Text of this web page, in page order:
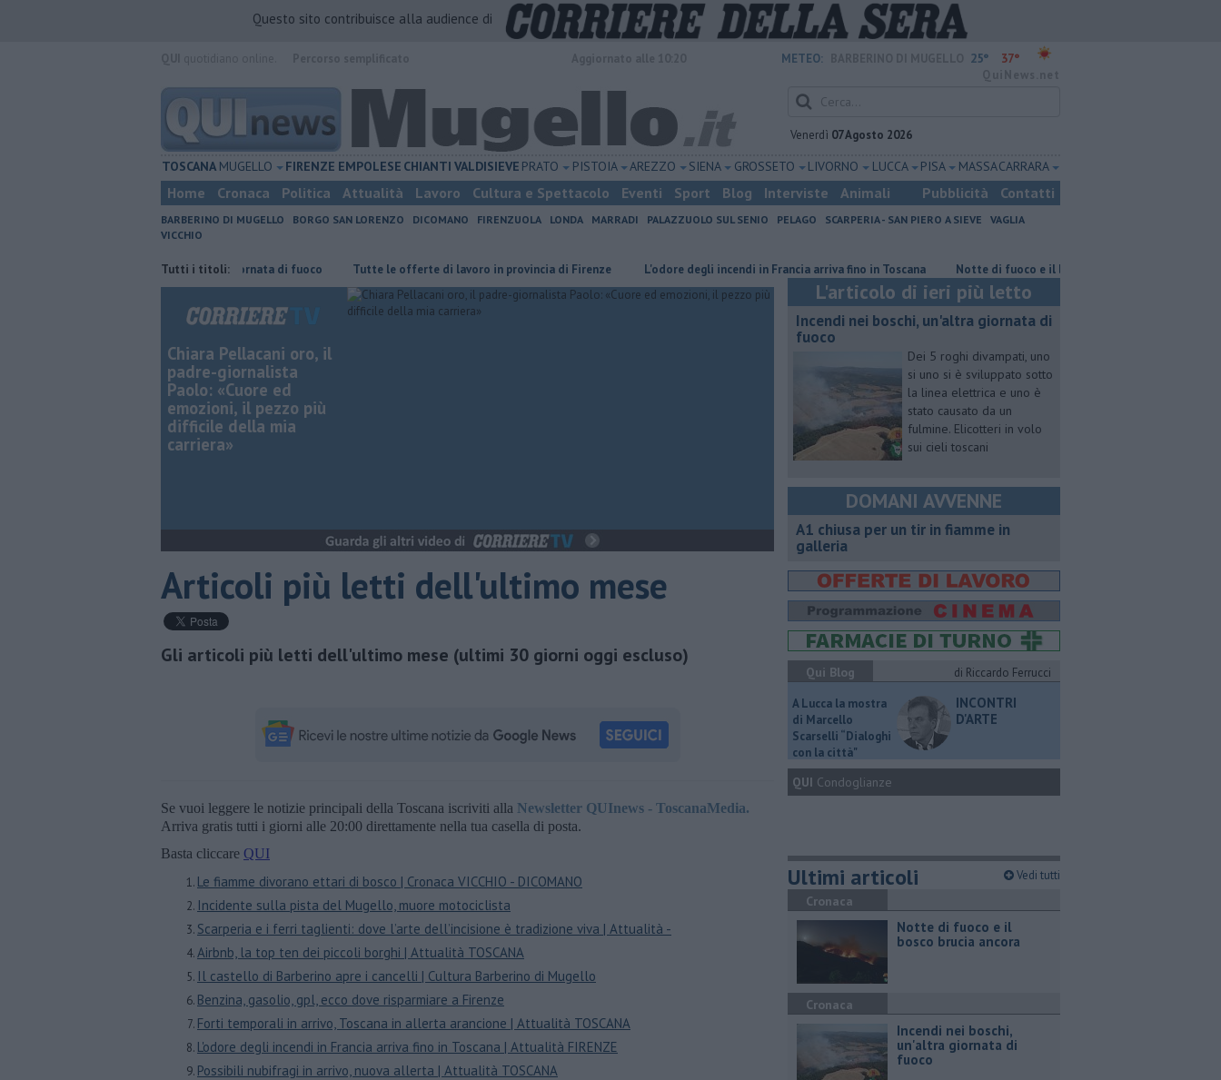
Questo sito contribuisce alla audience di
METEO: 25° 37°
Venerdì 07 Agosto 2026
TOSCANA MUGELLO FIRENZE EMPOLESE CHIANTI VALDISIEVE PRATO PISTOIA AREZZO SIENA GROSSETO LIVORNO LUCCA PISA MASSA CARRARA
Home Cronaca Politica Attualità Lavoro Cultura e Spettacolo Eventi Sport Blog Interviste Animali Pubblicità Contatti
BARBERINO DI MUGELLO BORGO SAN LORENZO DICOMANO FIRENZUOLA LONDA MARRADI PALAZZUOLO SUL SENIO PELAGO SCARPERIA - SAN PIERO A SIEVE
VAGLIA
VICCHIO
Tutti i titoli:
Incendi nei boschi, un'altra giornata di fuoco ​Tutte le offerte di lavoro in provincia di Firenze L'odore degli incendi in Francia arriva fino in Toscana Notte di fuoco e il bosco brucia ancora
Chiara Pellacani oro, il
padre-giornalista
Paolo: «Cuore ed
emozioni, il pezzo più
difficile della mia
carriera»
Articoli più letti dell'ultimo mese
Gli articoli più letti dell'ultimo mese (ultimi 30 giorni oggi escluso)
Se vuoi leggere le notizie principali della Toscana iscriviti alla Newsletter QUInews - ToscanaMedia.
Arriva gratis tutti i giorni alle 20:00 direttamente nella tua casella di posta.
Basta cliccare QUI
Le fiamme divorano ettari di bosco | Cronaca VICCHIO - DICOMANO
Incidente sulla pista del Mugello, muore motociclista
Scarperia e i ferri taglienti: dove l’arte dell’incisione è tradizione viva | Attualità -
Airbnb, la top ten dei piccoli borghi | Attualità TOSCANA
​Il castello di Barberino apre i cancelli | Cultura Barberino di Mugello
Benzina, gasolio, gpl, ecco dove risparmiare a Firenze
Forti temporali in arrivo, Toscana in allerta arancione | Attualità TOSCANA
L'odore degli incendi in Francia arriva fino in Toscana | Attualità FIRENZE
Possibili nubifragi in arrivo, nuova allerta | Attualità TOSCANA
L'articolo di ieri più letto
Incendi nei boschi, un'altra giornata di
fuoco
Dei 5 roghi divampati, uno
si uno si è sviluppato sotto
la linea elettrica e uno è
stato causato da un
fulmine. Elicotteri in volo
sui cieli toscani
DOMANI AVVENNE
A1 chiusa per un tir in fiamme in
galleria
Qui Blog
di Riccardo Ferrucci
A Lucca la mostra
di Marcello
Scarselli “Dialoghi
con la città"
INCONTRI
D'ARTE
QUI Condoglianze
Ultimi articoli Vedi tutti
Cronaca
Notte di fuoco e il
bosco brucia ancora
Cronaca
Incendi nei boschi,
un'altra giornata di
fuoco